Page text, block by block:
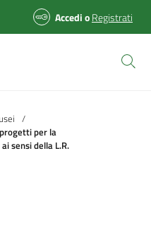
AccedioRegistrati
/
per la
sensi della L.R.